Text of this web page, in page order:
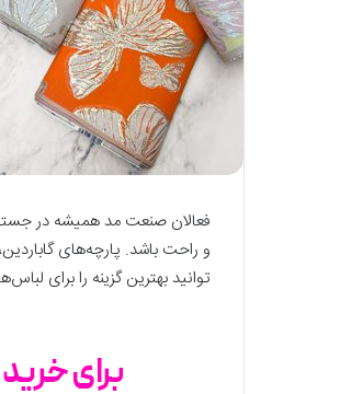
فعالان صنعت مد همیشه در
و راحت باشد. پارچه‌های
توانید بهترین گزینه را برای